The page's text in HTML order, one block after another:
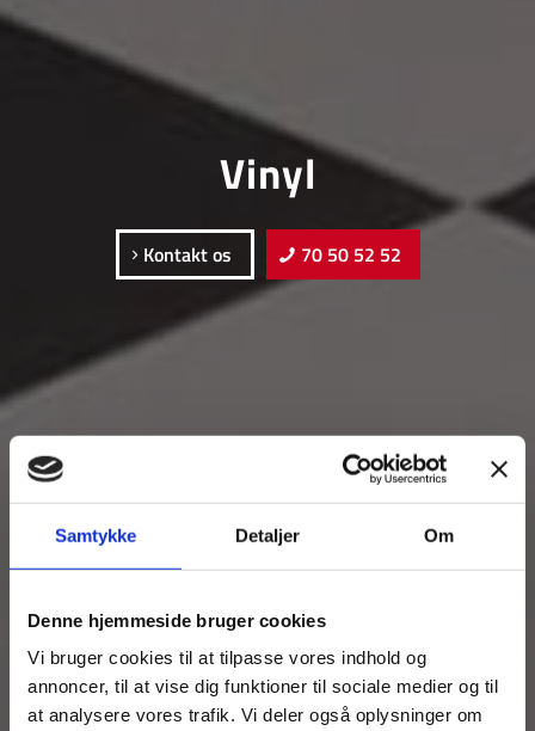
Samtykke Detaljer Om
Denne hjemmeside bruger cookies
Vi bruger cookies til at tilpasse vores indhold og
annoncer, til at vise dig funktioner til sociale medier og til
at analysere vores trafik. Vi deler også oplysninger om
Vinyl
Kontakt os 70 50 52 52